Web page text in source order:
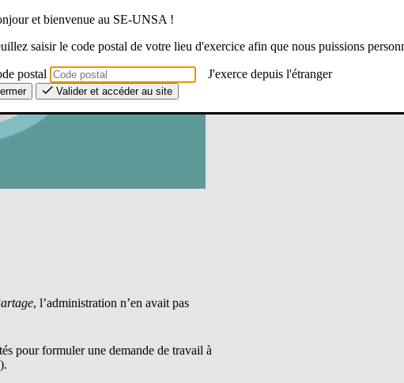
, l’administration n’en avait pas
pour formuler une demande de travail à
et bienvenue au SE-UNSA !
saisir le code postal de votre lieu d'exercice afin que nous puissions
postal J'exerce depuis l'étranger
Valider et accéder au site